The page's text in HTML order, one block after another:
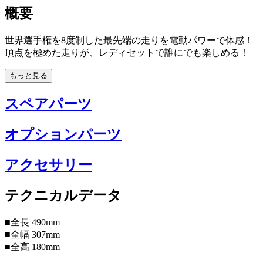
概要
世界選手権を8度制した最先端の走りを電動パワーで体感！
頂点を極めた走りが、レディセットで誰にでも楽しめる！
もっと見る
スペアパーツ
オプションパーツ
アクセサリー
テクニカルデータ
■全長 490mm
■全幅 307mm
■全高 180mm